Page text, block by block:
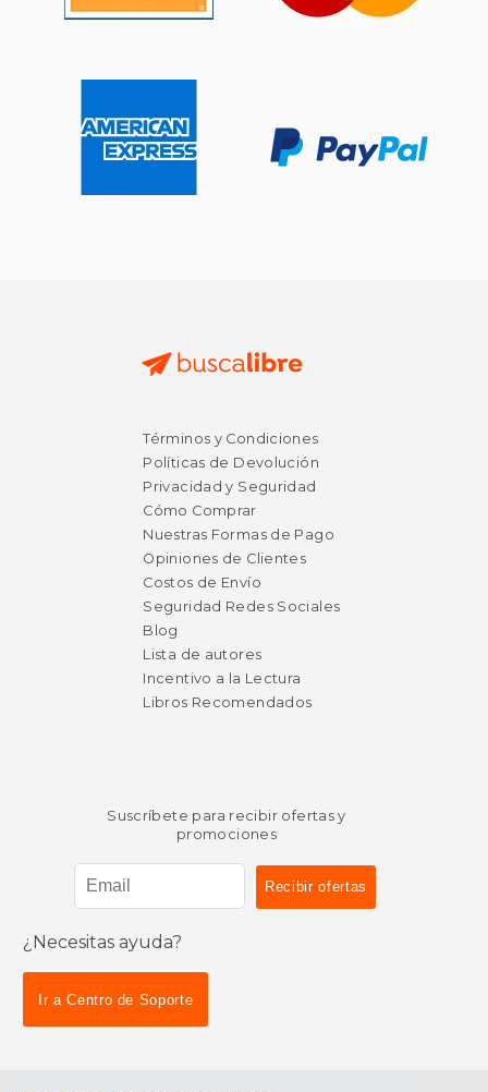
$ 119.00 dcto.
dcto. $ 25.49
Términos y Condiciones
Políticas de Devolución
Privacidad y Seguridad
Cómo Comprar
Nuestras Formas de Pago
Opiniones de Clientes
Costos de Envío
Seguridad Redes Sociales
Blog
Lista de autores
Incentivo a la Lectura
Libros Recomendados
Suscríbete para recibir ofertas y
promociones
¿Necesitas ayuda?
Ir a Centro de Soporte